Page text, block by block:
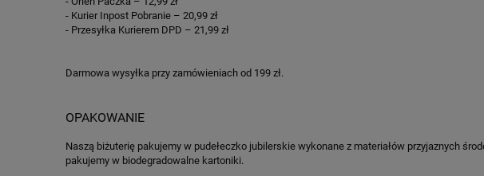
- Kurier Inpost Pobranie – 20,99 zł
- Przesyłka Kurierem DPD – 21,99 zł
Darmowa wysyłka przy zamówieniach od 199 zł.
OPAKOWANIE
Naszą biżuterię pakujemy w pudełeczko jubilerskie wykonane z materiałów przyjaznych
pakujemy w biodegradowalne kartoniki.